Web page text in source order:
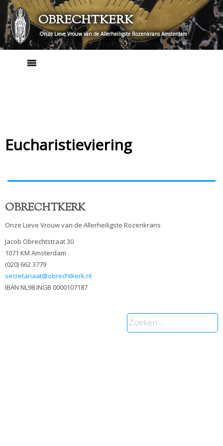
Skip
to
content
OBRECHTKERK
Onze Lieve Vrouw van de Allerheiligste Rozenkrans Amsterdam
Eucharistieviering
OBRECHTKERK
Onze Lieve Vrouw van de Allerheiligste Rozenkrans
Jacob Obrechtstraat 30
1071 KM Amsterdam
(020) 662 3779
secretariaat@obrechtkerk.nl
IBAN NL98 INGB 0000107187
Zoeken
naar: